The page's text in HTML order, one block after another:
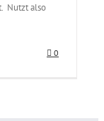
Nutzt also
0